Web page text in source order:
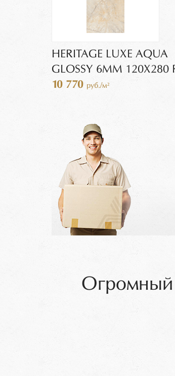
HERITAGE LUXE AQUA
GLOSSY 6MM 120X280
10 770 руб./м²
Огромный